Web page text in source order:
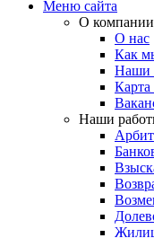
Меню сайта
О компании
О нас
Как
Наши
Карта
Наши